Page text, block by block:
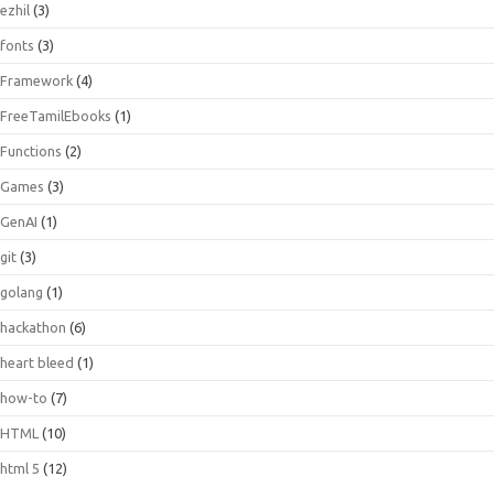
ezhil (3)
fonts (3)
Framework (4)
FreeTamilEbooks (1)
Functions (2)
Games (3)
GenAI (1)
git (3)
golang (1)
hackathon (6)
heart bleed (1)
how-to (7)
HTML (10)
html 5 (12)